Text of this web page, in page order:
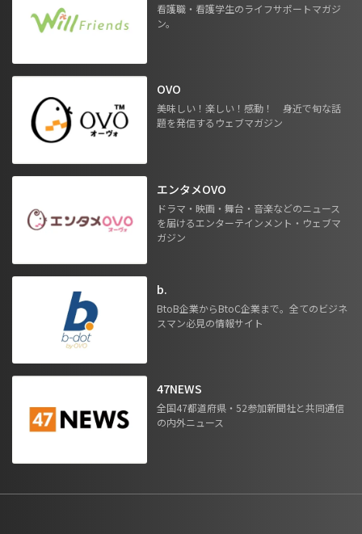
看護職・看護学生のライフサポートマガジ
ン。
OVO
美味しい！楽しい！感動！ 身近で旬な話
題を発信するウェブマガジン
エンタメOVO
ドラマ・映画・舞台・音楽などのニュース
を届けるエンターテインメント・ウェブマ
ガジン
b.
BtoB企業からBtoC企業まで。全てのビジネ
スマン必見の情報サイト
47NEWS
全国47都道府県・52参加新聞社と共同通信
の内外ニュース